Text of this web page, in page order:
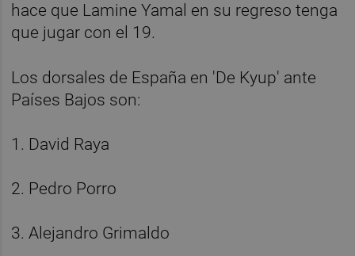
hace que Lamine Yamal en su regreso tenga
que jugar con el 19.
Los dorsales de España en 'De Kyup' ante
Países Bajos son:
1. David Raya
2. Pedro Porro
3. Alejandro Grimaldo